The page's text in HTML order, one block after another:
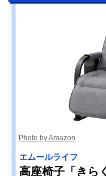
Photo by Amazon
エムールライフ
高座椅子「きら